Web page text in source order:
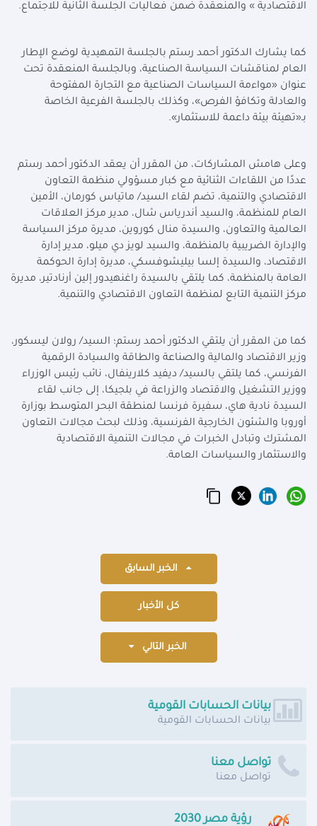
الاقتصادية » والمنعقدة ضمن فعاليات الجلسة الثانية للاجتماع.
كما يشارك الدكتور أحمد رستم بالجلسة التمهيدية لوضع الإطار
العام لمناقشات السياسة الصناعية، وبالجلسة المنعقدة تحت
عنوان «مواءمة السياسات الصناعية مع التجارة المفتوحة
والعادلة وتكافؤ الفرص»، وكذلك بالجلسة الفرعية الخاصة
بـ«تهيئة بيئة داعمة للاستثمار».
وعلى هامش المشاركات، من المقرر أن يعقد الدكتور أحمد رستم
عددًا من اللقاءات الثنائية مع كبار مسؤولي منظمة التعاون
الاقتصادي والتنمية، تضم لقاء السيد/ ماتياس كورمان، الأمين
العام للمنظمة، والسيد أندرياس شال، مدير مركز العلاقات
العالمية والتعاون، والسيدة منال كوروين، مديرة مركز السياسة
والإدارة الضريبية بالمنظمة، والسيد لويز دي ميلو، مدير إدارة
الاقتصاد، والسيدة إلسا بيليشوفسكي، مديرة إدارة الحوكمة
العامة بالمنظمة، كما يلتقي بالسيدة راغنهيدور إلين أرنادتير، مديرة
مركز التنمية التابع لمنظمة التعاون الاقتصادي والتنمية.
كما من المقرر أن يلتقي الدكتور أحمد رستم؛ السيد/ رولان ليسكور،
وزير الاقتصاد والمالية والصناعة والطاقة والسيادة الرقمية
الفرنسي، كما يلتقي بالسيد/ ديفيد كلارينفال، نائب رئيس الوزراء
ووزير التشغيل والاقتصاد والزراعة في بلجيكا، إلى جانب لقاء
السيدة نادية هاي، سفيرة فرنسا لمنطقة البحر المتوسط بوزارة
أوروبا والشئون الخارجية الفرنسية، وذلك لبحث مجالات التعاون
المشترك وتبادل الخبرات في مجالات التنمية الاقتصادية
والاستثمار والسياسات العامة.
الخبر السابق
كل الأخبار
الخبر التالي
بيانات الحسابات القومية
بيانات الحسابات القومية
تواصل معنا
تواصل معنا
رؤية مصر 2030